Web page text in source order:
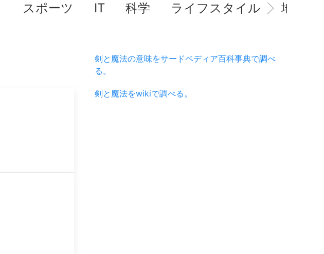
スポーツ IT 科学 ライフスタイル 地域情
剣と魔法の意味をサードペディア百科事典で調べ
る。
剣と魔法をwikiで調べる。